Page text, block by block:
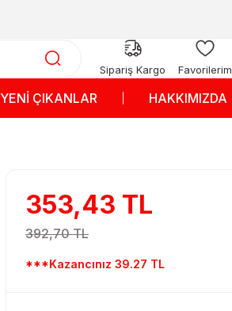
Sipariş Kargo Favorilerim
YENİ ÇIKANLAR HAKKIMIZDA
353,43 TL
392,70 TL
***Kazancınız 39.27 TL